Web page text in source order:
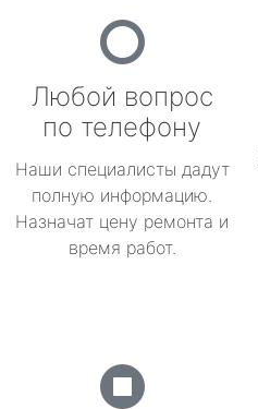
Любой вопрос
по телефону
Наши специалисты дадут
полную информацию.
Назначат цену ремонта и
время работ.